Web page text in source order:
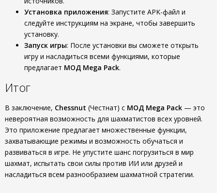
Установка приложения: Запустите APK-файл и
следуйте инструкциям на экране, чтобы завершить
установку.
Запуск игры: После установки вы сможете открыть
игру и насладиться всеми функциями, которые
предлагает МОД Mega Pack.
Итог
В заключение, Chessnut (Честнат) с МОД Mega Pack — это
невероятная возможность для шахматистов всех уровней.
Это приложение предлагает множественные функции,
захватывающие режимы и возможность обучаться и
развиваться в игре. Не упустите шанс погрузиться в мир
шахмат, испытать свои силы против ИИ или друзей и
насладиться всем разнообразием шахматной стратегии.